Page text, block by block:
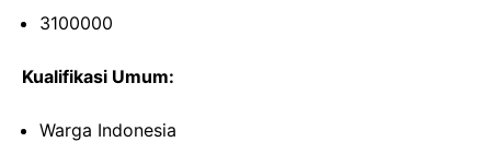
3100000
Kualifikasi Umum:
Warga Indonesia